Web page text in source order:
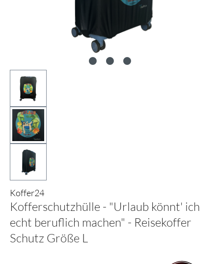
Koffer24
Kofferschutzhülle - "Urlaub könnt' ich
echt beruflich machen" - Reisekoffer
Schutz Größe L